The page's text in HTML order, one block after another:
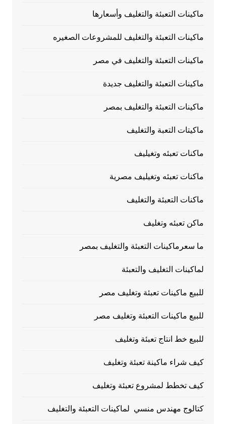
ماكينات التعبئة والتغليف وأسعارها
ماكينات التعبئة والتغليف للمشروعات الصغيره
ماكينات التعبئة والتغليف في مصر
ماكينات التعبئة والتغليف جديدة
ماكينات التعبئة والتغليف بمصر
ماكيتات التعبة والتغليف
ماكنات تعبئه وتغيليف
ماكنات تعبئه وتغيليف مصرية
ماكنات التعبئة والتغليف
ماكن تعبئه وتغليف
ما سعرماكينات التعبئة والتغليف بمصر
لماكينات التغليف والتعبئة
للبيع ماكينات تعبئة وتغليف مصر
للبيع ماكينات التعبئة وتغليف مصر
للبيع خط انتاج تعبئة وتغليف
كيف شراء ماكينة تعبئة وتغليف
كيف تخطط لمشروع تعبئة وتغليف
كتالوج مهندس منسي لماكينات التعبئة والتغليف